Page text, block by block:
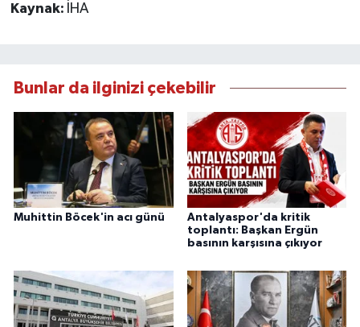
Kaynak: İHA
Bunlar da ilginizi çekebilir
Muhittin Böcek'in acı günü
Antalyaspor'da kritik
toplantı: Başkan Ergün
basının karşısına çıkıyor